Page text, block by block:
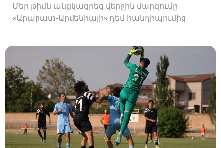
Մեր թիմն անցկացրեց վերջին մարզումը
«Արարատ-Արմենիայի» դեմ հանդիպումից